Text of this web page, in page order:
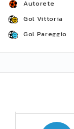
Autorete
Gol Vittoria
Gol Pareggio